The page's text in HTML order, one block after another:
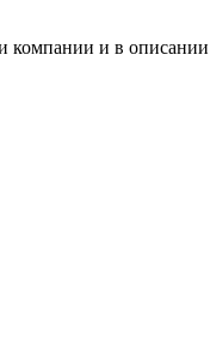
компании и в